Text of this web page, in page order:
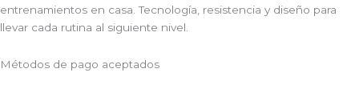
entrenamientos en casa. Tecnología, resistencia y diseño para
llevar cada rutina al siguiente nivel.
Métodos de pago aceptados